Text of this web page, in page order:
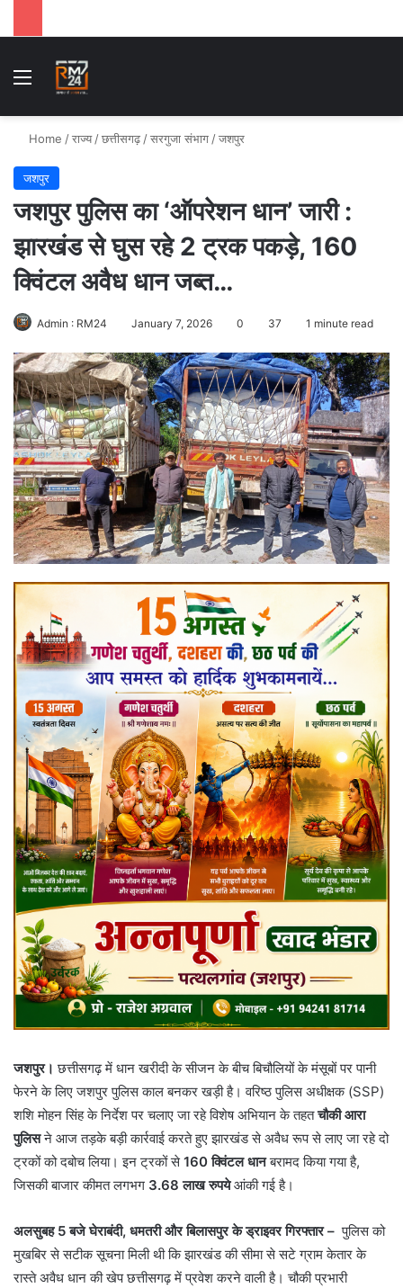
Menu
Home /राज्य /छत्तीसगढ़ /सरगुजा संभाग /जशपुर
जशपुर
जशपुर पुलिस का ‘ऑपरेशन धान’ जारी :
झारखंड से घुस रहे 2 ट्रक पकड़े, 160
क्विंटल अवैध धान जब्त…
Admin : RM24 January 7, 2026 0 37 1 minute read
जशपुर। छत्तीसगढ़ में धान खरीदी के सीजन के बीच बिचौलियों के मंसूबों पर पानी
फेरने के लिए जशपुर पुलिस काल बनकर खड़ी है। वरिष्ठ पुलिस अधीक्षक (SSP)
शशि मोहन सिंह के निर्देश पर चलाए जा रहे विशेष अभियान के तहतचौकी आरा
पुलिसने आज तड़के बड़ी कार्रवाई करते हुए झारखंड से अवैध रूप से लाए जा रहे दो
ट्रकों को दबोच लिया। इन ट्रकों से160 क्विंटल धानबरामद किया गया है,
जिसकी बाजार कीमत लगभग 3.68 लाख रुपयेआंकी गई है।
अलसुबह 5 बजे घेराबंदी, धमतरी और बिलासपुर के ड्राइवर गिरफ्तार – पुलिस को
मुखबिर से सटीक सूचना मिली थी कि झारखंड की सीमा से सटे ग्राम केतार के
रास्ते अवैध धान की खेप छत्तीसगढ़ में प्रवेश करने वाली है। चौकी प्रभारी